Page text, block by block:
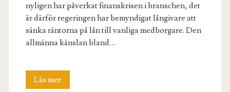
nyligen har påverkat finanskrisen i branschen, det
är därför regeringen har bemyndigat långivare att
sänka räntorna på lån till vanliga medborgare. Den
allmänna känslan bland…
Läs merHantera